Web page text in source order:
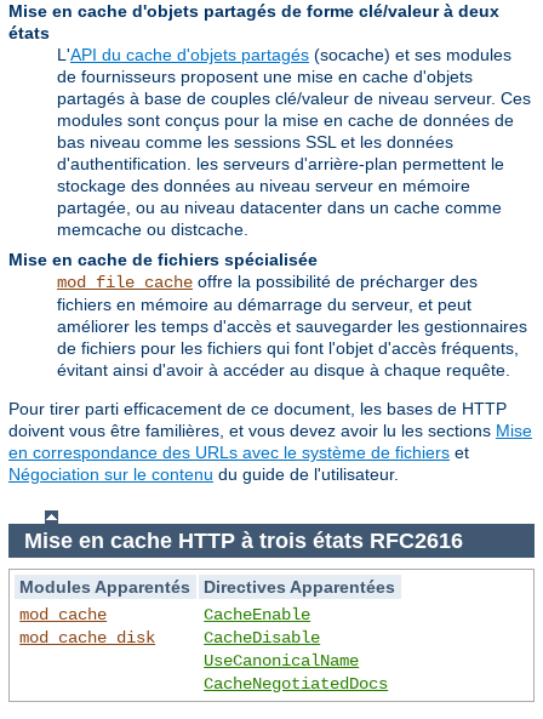
Mise en cache d'objets partagés de forme clé/valeur à deux
états
L'API du cache d'objets partagés (socache) et ses modules
de fournisseurs proposent une mise en cache d'objets
partagés à base de couples clé/valeur de niveau serveur. Ces
modules sont conçus pour la mise en cache de données de
bas niveau comme les sessions SSL et les données
d'authentification. les serveurs d'arrière-plan permettent le
stockage des données au niveau serveur en mémoire
partagée, ou au niveau datacenter dans un cache comme
memcache ou distcache.
Mise en cache de fichiers spécialisée
mod_file_cache offre la possibilité de précharger des
fichiers en mémoire au démarrage du serveur, et peut
améliorer les temps d'accès et sauvegarder les gestionnaires
de fichiers pour les fichiers qui font l'objet d'accès fréquents,
évitant ainsi d'avoir à accéder au disque à chaque requête.
Pour tirer parti efficacement de ce document, les bases de HTTP
doivent vous être familières, et vous devez avoir lu les sections Mise
en correspondance des URLs avec le système de fichiers et
Négociation sur le contenu du guide de l'utilisateur.
Mise en cache HTTP à trois états RFC2616
Modules Apparentés
Directives Apparentées
mod_cache
mod_cache_disk
CacheEnable
CacheDisable
UseCanonicalName
CacheNegotiatedDocs